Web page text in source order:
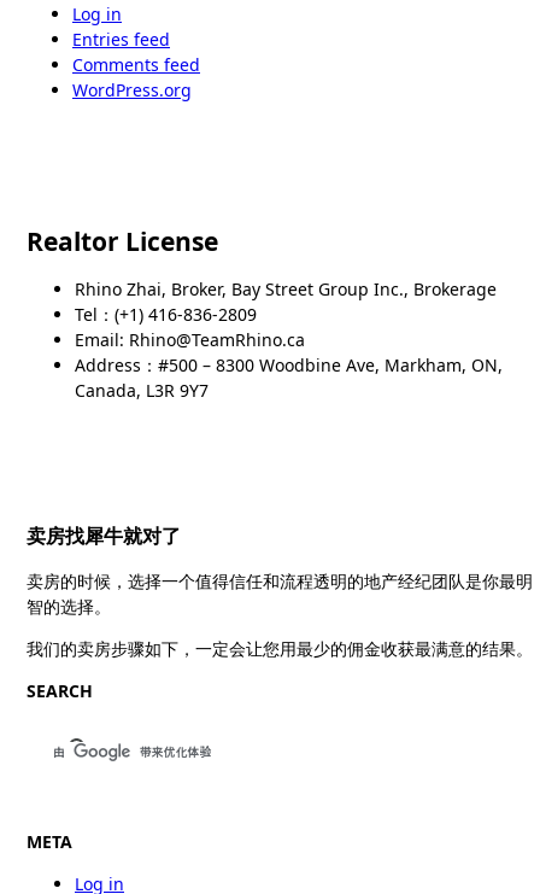
Log in
Entries feed
Comments feed
WordPress.org
Realtor License
Rhino Zhai, Broker, Bay Street Group Inc., Brokerage
Tel：(+1) 416-836-2809
Email: Rhino@TeamRhino.ca
Address：#500 – 8300 Woodbine Ave, Markham, ON,
Canada, L3R 9Y7
卖房找犀牛就对了
卖房的时候，选择一个值得信任和流程透明的地产经纪团队是你最明
智的选择。
我们的卖房步骤如下，一定会让您用最少的佣金收获最满意的结果。
SEARCH
META
Log in